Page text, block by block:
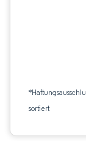
sortiert